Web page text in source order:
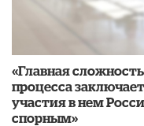
«Главная
процесса
участия в нем
спорным»